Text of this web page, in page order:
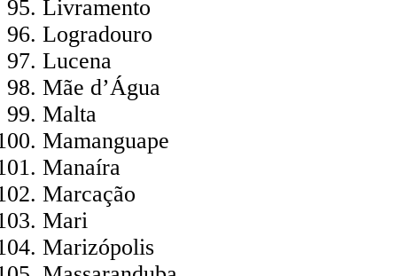
Livramento
Logradouro
Lucena
Mãe d’Água
Malta
Mamanguape
Manaíra
Marcação
Mari
Marizópolis